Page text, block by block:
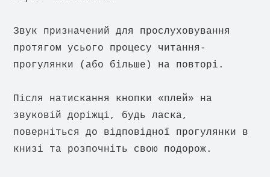
Звук призначений для прослуховування
протягом усього процесу читання-
прогулянки (або більше) на повторі.
Після натискання кнопки «плей» на
звуковій доріжці, будь ласка,
поверніться до відповідної прогулянки в
книзі та розпочніть свою подорож.